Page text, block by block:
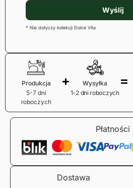
Wyślij
* Nie dotyczy kolekcji Dolce Vita
Produkcja
5-7 dni
roboczych
Wysyłka
1-2 dni roboczych
Płatności
Dostawa